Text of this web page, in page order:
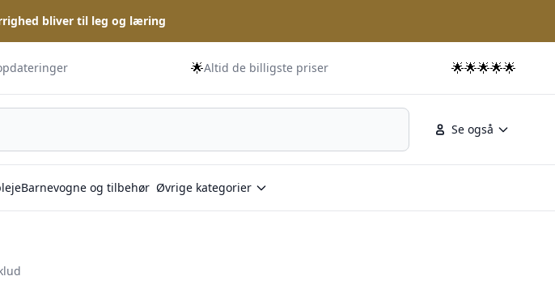
bliver til leg og læring
🌟Altid de billigste priser 🌟🌟🌟🌟🌟
Se også
Barnevogne og tilbehør Øvrige kategorier